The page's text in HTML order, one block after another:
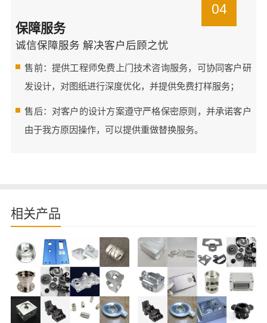
04
保障服务
诚信保障服务 解决客户后顾之忧
售前：提供工程师免费上门技术咨询服务，可协同客户研
发设计，对图纸进行深度优化，并提供免费打样服务；
售后：对客户的设计方案遵守严格保密原则，并承诺客户
由于我方原因操作，可以提供重做替换服务。
相关产品